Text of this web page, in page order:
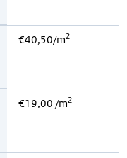
€40,50/m2
€19,00 /m2